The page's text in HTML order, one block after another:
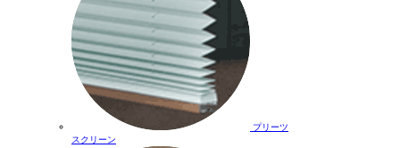
プリーツ
スクリーン